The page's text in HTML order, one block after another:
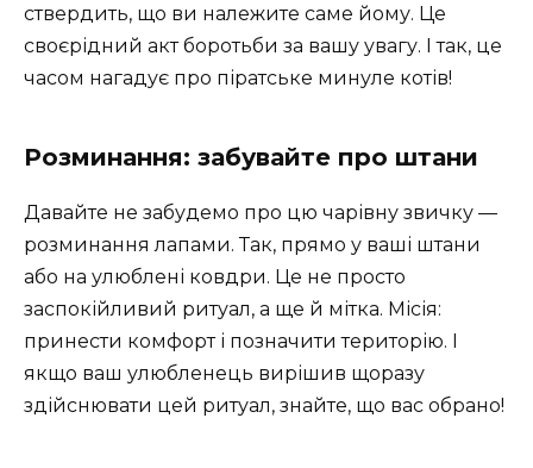
ствердить, що ви належите саме йому. Це
своєрідний акт боротьби за вашу увагу. І так, це
часом нагадує про піратське минуле котів!
Розминання: забувайте про штани
Давайте не забудемо про цю чарівну звичку —
розминання лапами. Так, прямо у ваші штани
або на улюблені ковдри. Це не просто
заспокійливий ритуал, а ще й мітка. Місія:
принести комфорт і позначити територію. І
якщо ваш улюбленець вирішив щоразу
здійснювати цей ритуал, знайте, що вас обрано!